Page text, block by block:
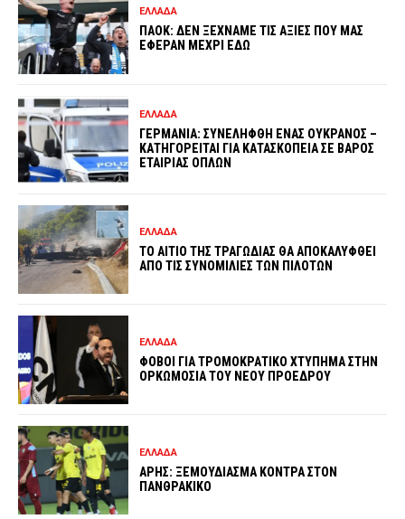
ΕΛΛΑΔΑ
ΠΑΟΚ: ΔΕΝ ΞΕΧΝΑΜΕ ΤΙΣ ΑΞΙΕΣ ΠΟΥ ΜΑΣ
ΕΦΕΡΑΝ ΜΕΧΡΙ ΕΔΩ
ΕΛΛΑΔΑ
ΓΕΡΜΑΝΙΑ: ΣΥΝΕΛΗΦΘΗ ΕΝΑΣ ΟΥΚΡΑΝΟΣ –
ΚΑΤΗΓΟΡΕΙΤΑΙ ΓΙΑ ΚΑΤΑΣΚΟΠΕΙΑ ΣΕ ΒΑΡΟΣ
ΕΤΑΙΡΙΑΣ ΟΠΛΩΝ
ΕΛΛΑΔΑ
ΤΟ ΑΙΤΙΟ ΤΗΣ ΤΡΑΓΩΔΙΑΣ ΘΑ ΑΠΟΚΑΛΥΦΘΕΙ
ΑΠΟ ΤΙΣ ΣΥΝΟΜΙΛΙΕΣ ΤΩΝ ΠΙΛΟΤΩΝ
ΕΛΛΑΔΑ
ΦΟΒΟΙ ΓΙΑ ΤΡΟΜΟΚΡΑΤΙΚΟ ΧΤΥΠΗΜΑ ΣΤΗΝ
ΟΡΚΩΜΟΣΙΑ ΤΟΥ ΝΕΟΥ ΠΡΟΕΔΡΟΥ
ΕΛΛΑΔΑ
ΑΡΗΣ: ΞΕΜΟΥΔΙΑΣΜΑ ΚΟΝΤΡΑ ΣΤΟΝ
ΠΑΝΘΡΑΚΙΚΟ